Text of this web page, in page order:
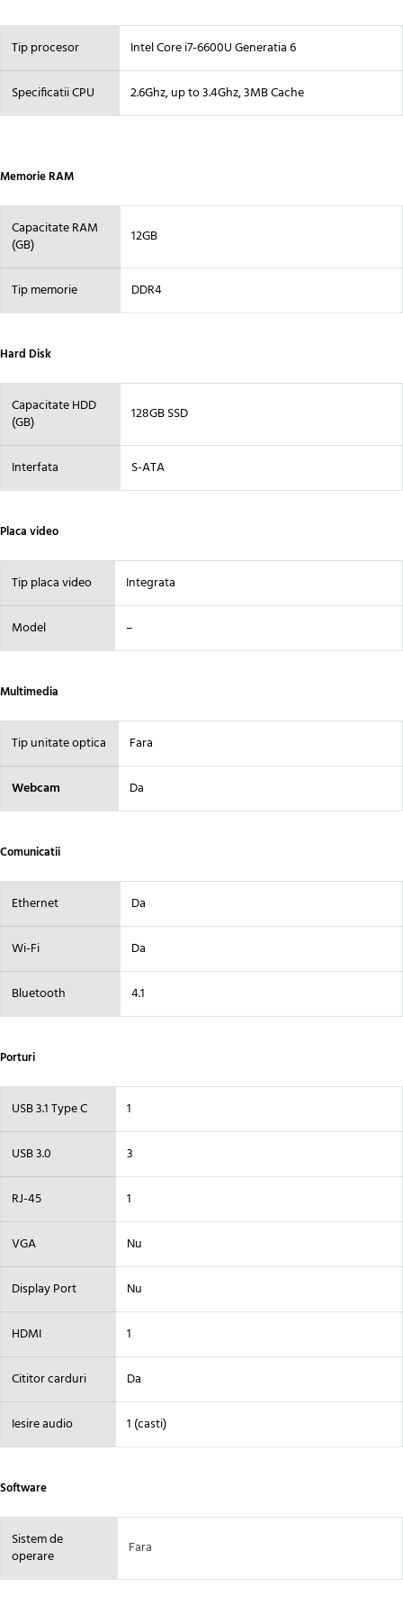
Tip procesor Intel Core i7-6600U Generatia 6
Specificatii CPU 2.6Ghz, up to 3.4Ghz, 3MB Cache
Memorie RAM
Capacitate RAM
(GB)
12GB
Tip memorie DDR4
Hard Disk
Capacitate HDD
(GB)
128GB SSD
Interfata S-ATA
Placa video
Tip placa video Integrata
Model –
Multimedia
Tip unitate optica Fara
Webcam Da
Comunicatii
Ethernet Da
Wi-Fi Da
Bluetooth 4.1
Porturi
USB 3.1 Type C 1
USB 3.0 3
RJ-45 1
VGA Nu
Display Port Nu
HDMI 1
Cititor carduri Da
Iesire audio 1 (casti)
Software
Sistem de
operare
Fara